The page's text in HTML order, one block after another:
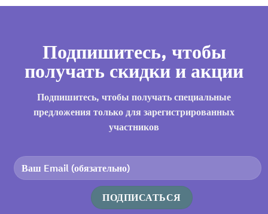
Подпишитесь, чтобы
получать скидки и акции
Подпишитесь, чтобы получать специальные
предложения только для зарегистрированных
участников